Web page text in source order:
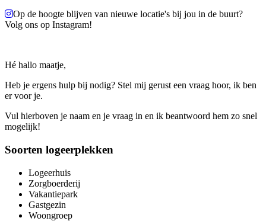
Op de hoogte blijven van nieuwe locatie's bij jou in de buurt?
Volg ons op Instagram!
Hé hallo maatje,
Heb je ergens hulp bij nodig? Stel mij gerust een vraag hoor, ik ben
er voor je.
Vul hierboven je naam en je vraag in en ik beantwoord hem zo snel
mogelijk!
Soorten logeerplekken
Logeerhuis
Zorgboerderij
Vakantiepark
Gastgezin
Woongroep